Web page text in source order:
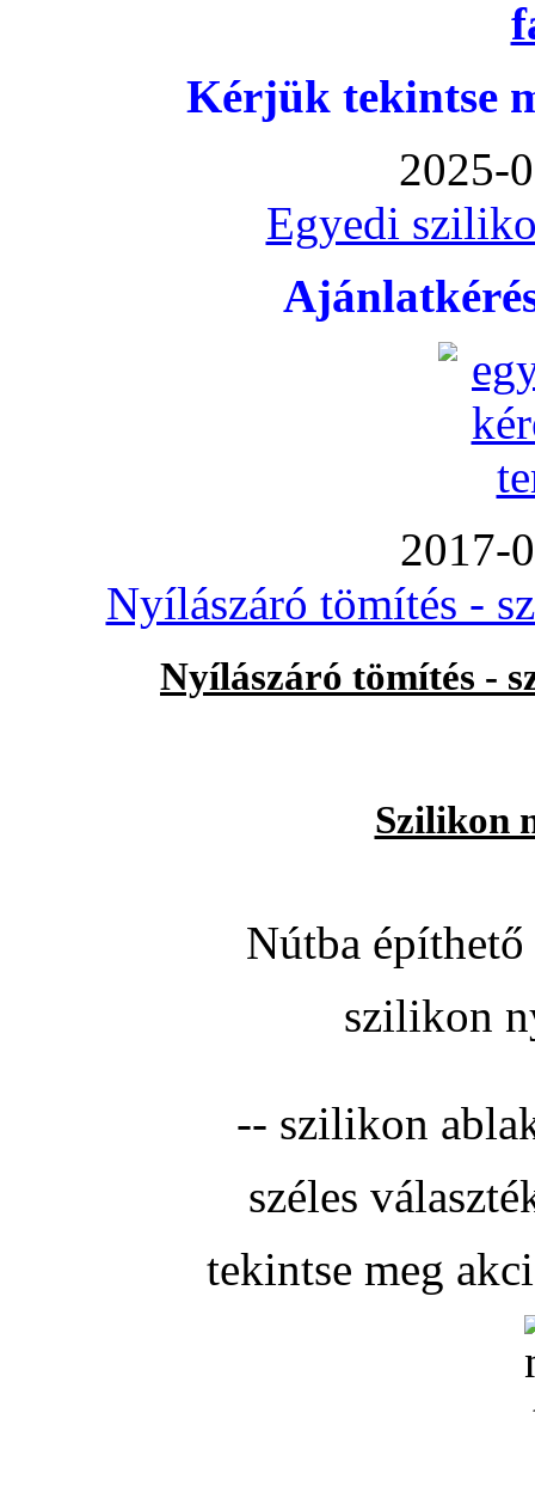
Kérjük tekintse
2025-
Egyedi
2017-
Nyílászáró tömítés -
Nyílászáró tömítés -
Szilikon
Nútba
szilikon
-- szilikon
széles
tekintse meg